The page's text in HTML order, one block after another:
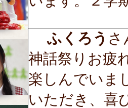
ふくろう さ
神話祭りお疲
楽しんでいま
いただき、喜